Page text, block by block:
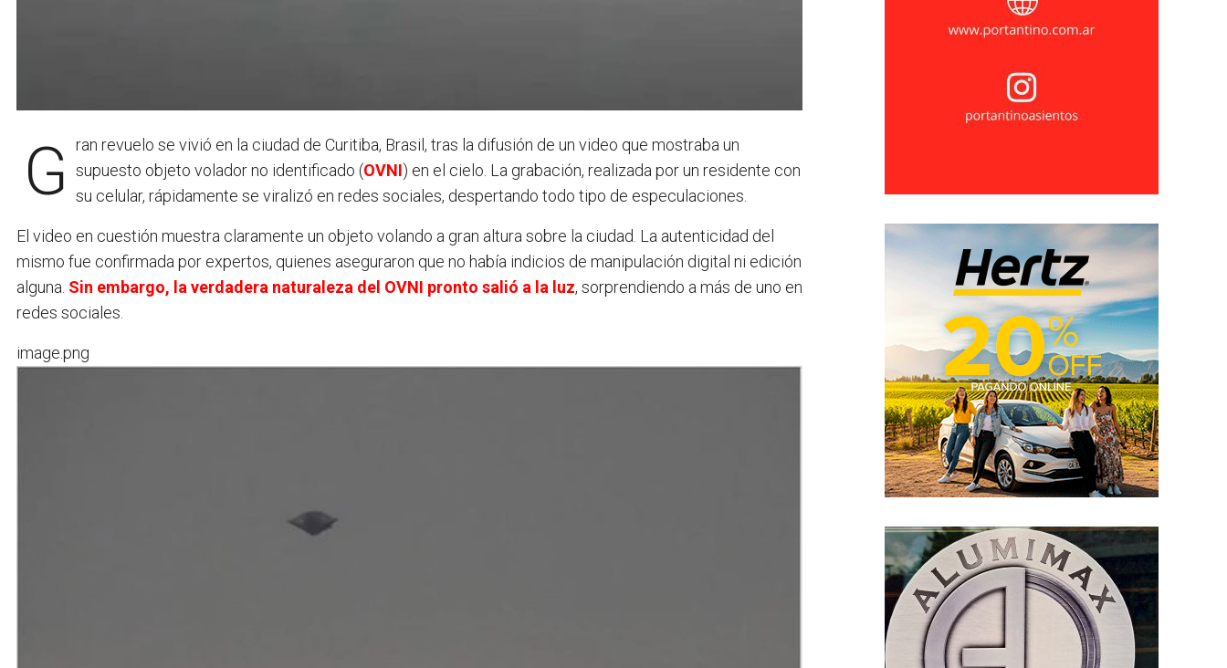
Gran revuelo se vivió en la ciudad de Curitiba, Brasil, tras la difusión de un video que mostraba un supuesto objeto volador no identificado (OVNI) en el cielo. La grabación, realizada por un residente con
su celular, rápidamente se viralizó en redes sociales, despertando todo tipo de especulaciones.
El video en cuestión muestra claramente un objeto volando a gran altura sobre la ciudad. La autenticidad del
mismo fue confirmada por expertos, quienes aseguraron que no había indicios de manipulación digital ni edición
alguna. Sin embargo, la verdadera naturaleza del OVNI pronto salió a la luz, sorprendiendo a más de uno en
redes sociales.
image.png